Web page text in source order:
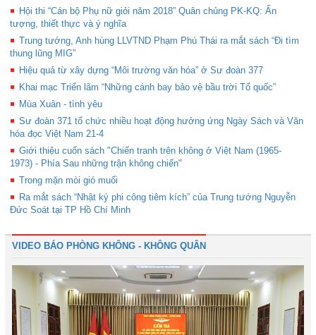
Hội thi “Cán bộ Phụ nữ giỏi năm 2018” Quân chủng PK-KQ: Ấn
tượng, thiết thực và ý nghĩa
Trung tướng, Anh hùng LLVTND Phạm Phú Thái ra mắt sách “Đi tìm
thung lũng MIG”
Hiệu quả từ xây dựng “Môi trường văn hóa” ở Sư đoàn 377
Khai mạc Triển lãm “Những cánh bay bảo vệ bầu trời Tổ quốc”
Mùa Xuân - tình yêu
Sư đoàn 371 tổ chức nhiều hoạt động hưởng ứng Ngày Sách và Văn
hóa đọc Việt Nam 21-4
Giới thiệu cuốn sách "Chiến tranh trên không ở Việt Nam (1965-
1973) - Phía Sau những trận không chiến"
Trong mặn mòi gió muối
Ra mắt sách “Nhật ký phi công tiêm kích” của Trung tướng Nguyễn
Đức Soát tại TP Hồ Chí Minh
VIDEO BÁO PHÒNG KHÔNG - KHÔNG QUÂN